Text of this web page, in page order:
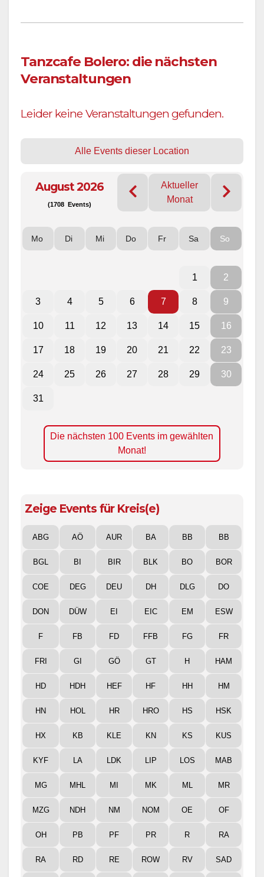
Tanzcafe Bolero: die nächsten
Veranstaltungen
Leider keine Veranstaltungen gefunden.
Alle Events dieser Location
August 2026
(1708 Events)
Aktueller
Monat
Mo Di Mi Do Fr Sa So
1 2
3 4 5 6 7 8 9
10 11 12 13 14 15 16
17 18 19 20 21 22 23
24 25 26 27 28 29 30
31
Die nächsten 100 Events im gewählten
Monat!
Zeige Events für Kreis(e)
ABG AÖ AUR BA BB BB
BGL BI BIR BLK BO BOR
COE DEG DEU DH DLG DO
DON DÜW EI EIC EM ESW
F FB FD FFB FG FR
FRI GI GÖ GT H HAM
HD HDH HEF HF HH HM
HN HOL HR HRO HS HSK
HX KB KLE KN KS KUS
KYF LA LDK LIP LOS MAB
MG MHL MI MK ML MR
MZG NDH NM NOM OE OF
OH PB PF PR R RA
RA RD RE ROW RV SAD